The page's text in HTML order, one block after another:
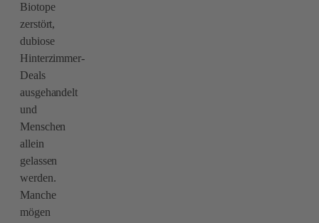
Biotope
zerstört,
dubiose
Hinterzimmer-
Deals
ausgehandelt
und
Menschen
allein
gelassen
werden.
Manche
mögen